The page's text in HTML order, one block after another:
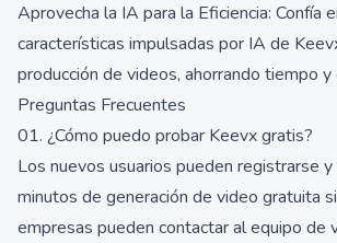
Aprovecha la IA para la Eficiencia: Confía
características impulsadas por IA de
producción de videos, ahorrando tiempo y
Preguntas Frecuentes
01. ¿Cómo puedo probar Keevx gratis?
Los nuevos usuarios pueden registrarse
minutos de generación de video gratuita
empresas pueden contactar al equipo de